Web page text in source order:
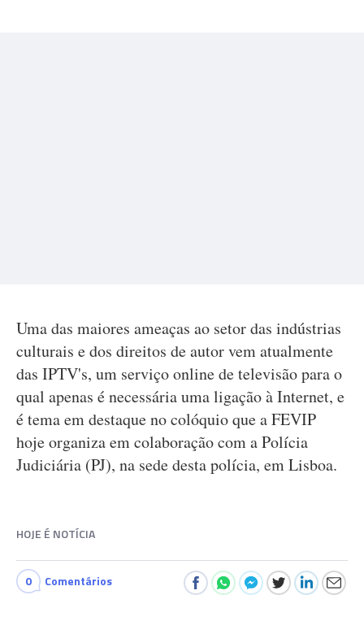
Uma das maiores ameaças ao setor das indústrias
culturais e dos direitos de autor vem atualmente
das IPTV's, um serviço online de televisão para o
qual apenas é necessária uma ligação à Internet, e
é tema em destaque no colóquio que a FEVIP
hoje organiza em colaboração com a Polícia
Judiciária (PJ), na sede desta polícia, em Lisboa.
HOJE É NOTÍCIA
0 Comentários